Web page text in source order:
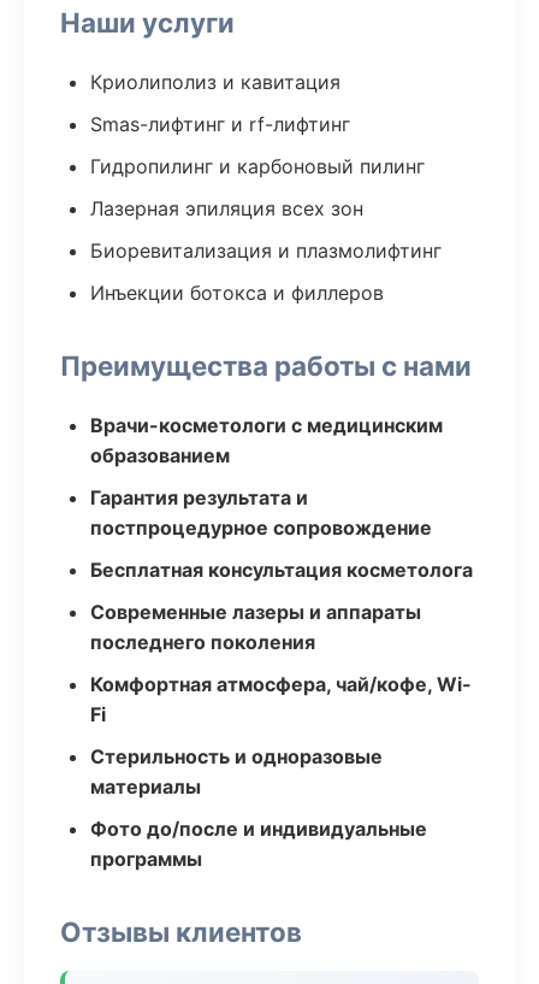
Наши услуги
Криолиполиз и кавитация
Smas-лифтинг и rf-лифтинг
Гидропилинг и карбоновый пилинг
Лазерная эпиляция всех зон
Биоревитализация и плазмолифтинг
Инъекции ботокса и филлеров
Преимущества работы с нами
Врачи-косметологи с медицинским
образованием
Гарантия результата и
постпроцедурное сопровождение
Бесплатная консультация косметолога
Современные лазеры и аппараты
последнего поколения
Комфортная атмосфера, чай/кофе, Wi-
Fi
Стерильность и одноразовые
материалы
Фото до/после и индивидуальные
программы
Отзывы клиентов